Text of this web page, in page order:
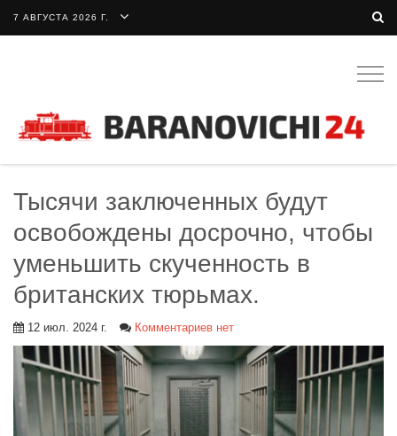
7 АВГУСТА 2026 Г.
Тысячи заключенных будут
освобождены досрочно, чтобы
уменьшить скученность в
британских тюрьмах.
12 июл. 2024 г. Комментариев нет